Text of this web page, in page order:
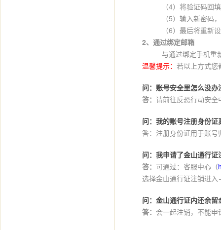
（4）将验证码回填
（5）输入新密码，
（6）最后将重新设置
2、通过绑定邮箱
与通过绑定手机重新
温馨提示： 若以上方式您
问：账号安全里怎么没
答： 请前往反恐行动安全
问：我的账号注册身份
答：注册身份证用于账
问：我申请了金山通行
答： 可通过：客服中心（
选择金山通行证注销进
问：金山通行证内还余
答： 会一起注销，不能申